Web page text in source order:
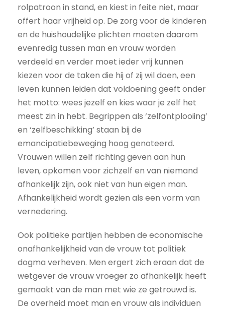
rolpatroon in stand, en kiest in feite niet, maar
offert haar vrijheid op. De zorg voor de kinderen
en de huishoudelijke plichten moeten daarom
evenredig tussen man en vrouw worden
verdeeld en verder moet ieder vrij kunnen
kiezen voor de taken die hij of zij wil doen, een
leven kunnen leiden dat voldoening geeft onder
het motto: wees jezelf en kies waar je zelf het
meest zin in hebt. Begrippen als ‘zelfontplooiing’
en ‘zelfbeschikking’ staan bij de
emancipatiebeweging hoog genoteerd.
Vrouwen willen zelf richting geven aan hun
leven, opkomen voor zichzelf en van niemand
afhankelijk zijn, ook niet van hun eigen man.
Afhankelijkheid wordt gezien als een vorm van
vernedering.
Ook politieke partijen hebben de economische
onafhankelijkheid van de vrouw tot politiek
dogma verheven. Men ergert zich eraan dat de
wetgever de vrouw vroeger zo afhankelijk heeft
gemaakt van de man met wie ze getrouwd is.
De overheid moet man en vrouw als individuen